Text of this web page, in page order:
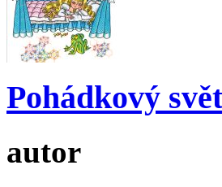
Pohádkový
autor